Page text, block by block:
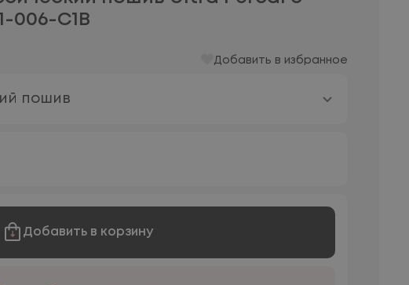
006-C1B
Добавить в избранное
пошив
Добавить в корзину